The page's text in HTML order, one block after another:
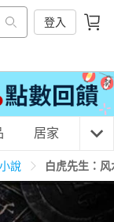
登入
民生用品
居家 3C
說 白虎先生：